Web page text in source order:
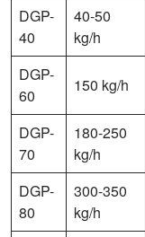
DGP-
40
40-50
kg/h
DGP-
60
150 kg/h
DGP-
70
180-250
kg/h
DGP-
80
300-350
kg/h